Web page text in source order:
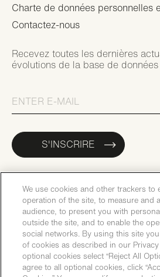
Charte de données personnelles
Contactez-nous
Recevez toutes les dernières
évolutions de la base de
S'INSCRIRE
We use cookies and other trackers to
operation of the site, to measure and
audience, to present you with
outside the site, and to enable the
social networks. By using this site
of cookies as described in our Privacy
optional cookies select “Reject All
agree to all optional cookies, click